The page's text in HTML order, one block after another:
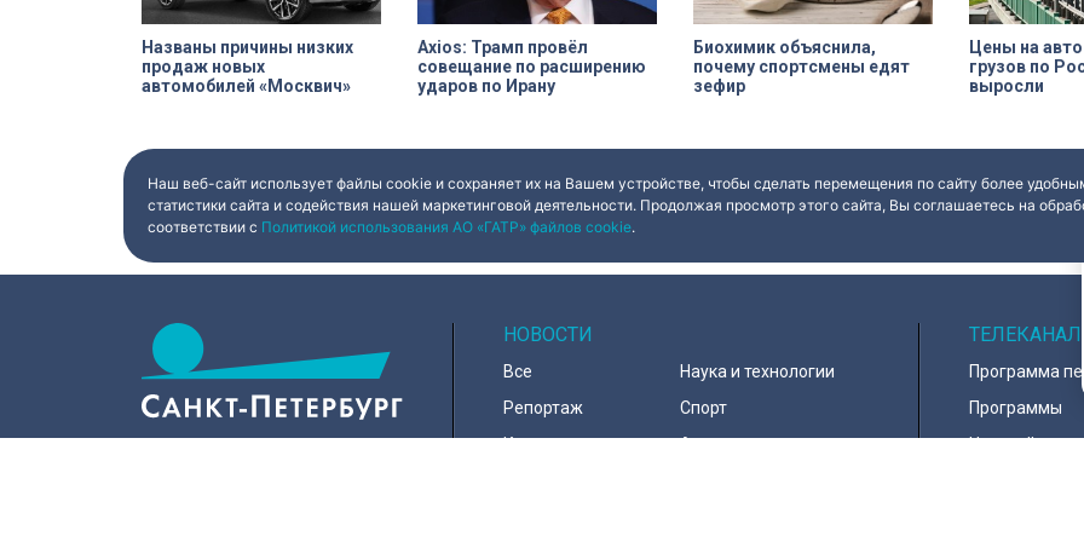
Названы причины низких
продаж новых
автомобилей «Москвич»
Axios: Трамп провёл
совещание по расширению
ударов по Ирану
Биохимик объяснила,
почему спортсмены едят
зефир
Цены на
грузов по
выросли
Наш веб-сайт использует файлы cookie и сохраняет их на Вашем устройстве, чтобы сделать перемещения по сайту более
статистики сайта и содействия нашей маркетинговой деятельности. Продолжая просмотр этого сайта, Вы соглашаетесь на
соответствии с Политикой использования АО «ГАТР» файлов cookie.
НОВОСТИ
Все
Репортаж
Коронавирус
Наука и технологии
Спорт
Армия
ТЕЛЕКАНАЛ
Программа
Программы
Настройка